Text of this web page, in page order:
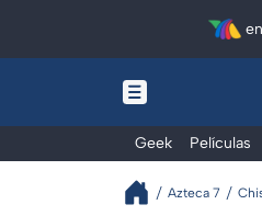
Geek Películas
Azteca 7